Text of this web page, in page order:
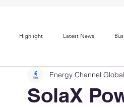
Highlight Latest News
Company Rankings Market Leaders
SolaX
Energy Channel Global